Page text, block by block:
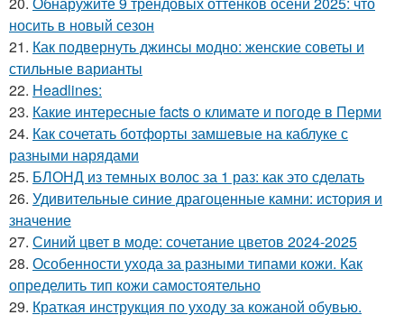
носить в новый сезон
21. Как подвернуть джинсы модно: женские советы и
стильные варианты
22. Headlines:
23. Какие интересные facts о климате и погоде в Перми
24. Как сочетать ботфорты замшевые на каблуке с
разными нарядами
25. БЛОНД из темных волос за 1 раз: как это сделать
26. Удивительные синие драгоценные камни: история и
значение
27. Синий цвет в моде: сочетание цветов 2024-2025
28. Особенности ухода за разными типами кожи. Как
определить тип кожи самостоятельно
29. Краткая инструкция по уходу за кожаной обувью.